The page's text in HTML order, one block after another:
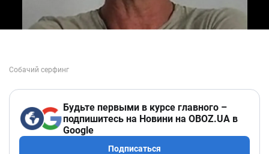
Будьте первыми в курсе главного –
подпишитесь на Новини на OBOZ.UA в
Google
Подписаться